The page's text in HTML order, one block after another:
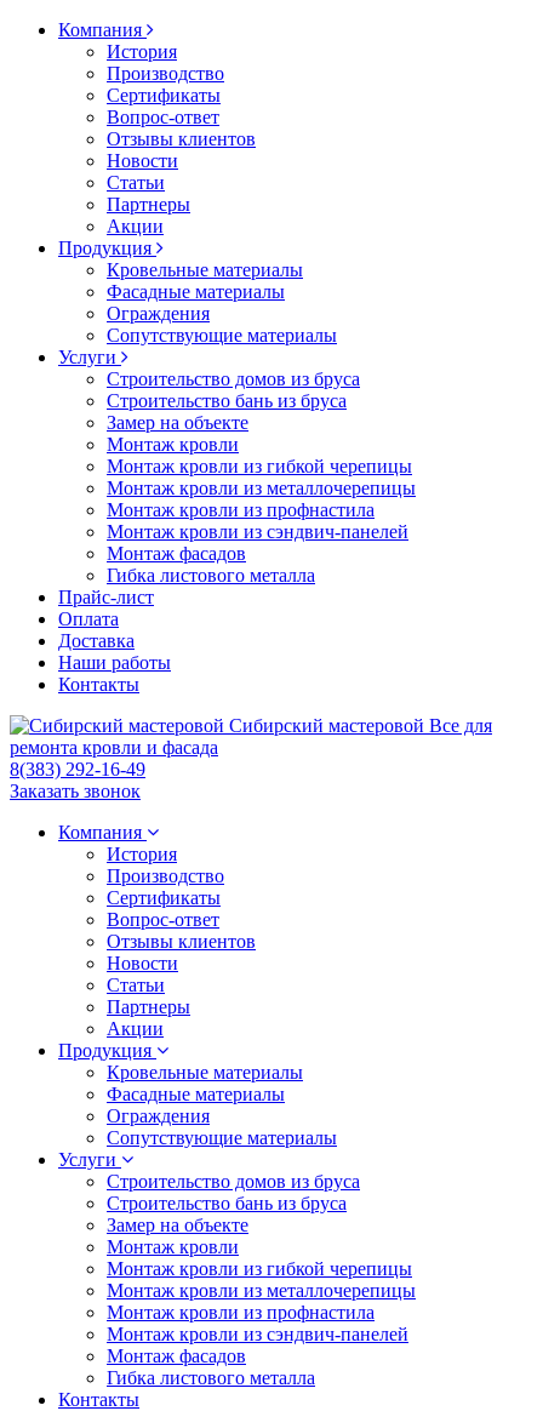
Компания
История
Производство
Сертификаты
Вопрос-ответ
Отзывы клиентов
Новости
Статьи
Партнеры
Акции
Продукция
Кровельные материалы
Фасадные материалы
Ограждения
Сопутствующие материалы
Услуги
Строительство домов из бруса
Строительство бань из бруса
Замер на объекте
Монтаж кровли
Монтаж кровли из гибкой черепицы
Монтаж кровли из металлочерепицы
Монтаж кровли из профнастила
Монтаж кровли из сэндвич-панелей
Монтаж фасадов
Гибка листового металла
Прайс-лист
Оплата
Доставка
Наши работы
Контакты
Сибирский мастеровой Все для
ремонта кровли и фасада
8(383) 292-16-49
Заказать звонок
Компания
История
Производство
Сертификаты
Вопрос-ответ
Отзывы клиентов
Новости
Статьи
Партнеры
Акции
Продукция
Кровельные материалы
Фасадные материалы
Ограждения
Сопутствующие материалы
Услуги
Строительство домов из бруса
Строительство бань из бруса
Замер на объекте
Монтаж кровли
Монтаж кровли из гибкой черепицы
Монтаж кровли из металлочерепицы
Монтаж кровли из профнастила
Монтаж кровли из сэндвич-панелей
Монтаж фасадов
Гибка листового металла
Контакты